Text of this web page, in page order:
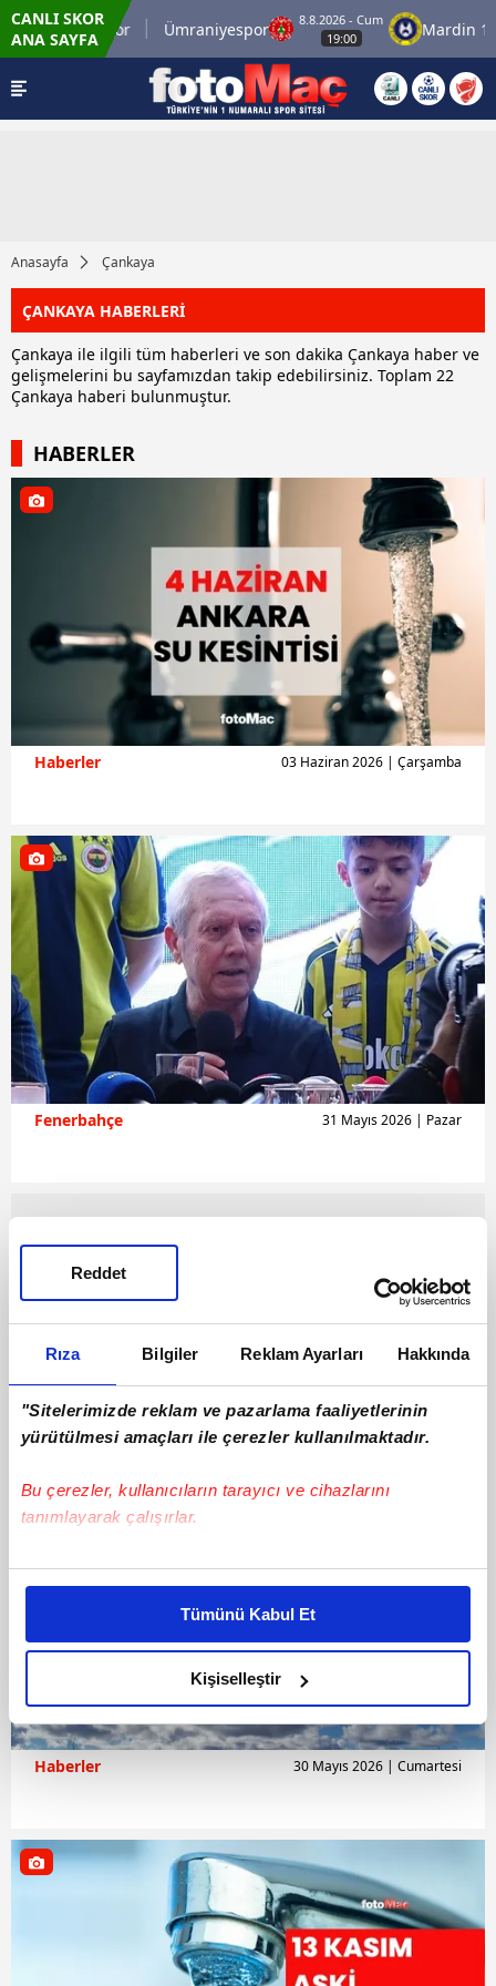
Rıza Bilgiler Reklam Ayarları Hakkında
"Sitelerimizde reklam ve pazarlama faaliyetlerinin
yürütülmesi amaçları ile çerezler kullanılmaktadır.
Bu çerezler, kullanıcıların tarayıcı ve cihazlarını
tanımlayarak çalışırlar.
Bu çerezlere izin vermeniz halinde sizlere özel
daha iyi reklam deneyimi yaşatabiliriz. Bunu yaparken
amacımızın size daha iyi bir reklam deneyimi sunmak
olduğunu ve sizlere en iyi içerikleri sunabilmek adına
elimizden gelen çabayı gösterdiğimizi ve bu noktada,
reklamların maliyetlerimizi karşılamak noktasında tek gelir
kalemimiz olduğunu sizlere hatırlatmak isteriz.
takdirde, kullanıcılara hedefli reklamlar
gösterilmeyecektir."
Sizlere daha iyi bir hizmet sunabilmek için İnternet
Sitemizde kendimize ve üçüncü kişilere ait çerezler
kullanılmaktadır. Bu çerezler vasıtasıyla çeşitli kişisel
Tümünü Kabul Et
Kişiselleştir
Reddet
CANLI SKOR
ANA SAYFA
İstanbulspor Ümraniyespor
8.8.2026 - Cum
19:00
Mardin
Anasayfa Çankaya
ÇANKAYA HABERLERİ
Çankaya ile ilgili tüm haberleri ve son dakika Çankaya haber ve
gelişmelerini bu sayfamızdan takip edebilirsiniz. Toplam 22
Çankaya haberi bulunmuştur.
HABERLER
Haberler 03 Haziran 2026 | Çarşamba
Fenerbahçe 31 Mayıs 2026 | Pazar
Haberler 30 Mayıs 2026 | Cumartesi